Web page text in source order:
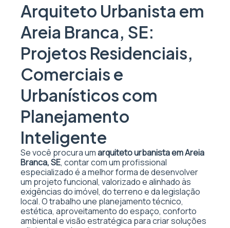
Arquiteto Urbanista em
Areia Branca, SE:
Projetos Residenciais,
Comerciais e
Urbanísticos com
Planejamento
Inteligente
Se você procura umarquiteto urbanista em Areia
Branca, SE, contar com um profissional
especializado é a melhor forma de desenvolver
um projeto funcional, valorizado e alinhado às
exigências do imóvel, do terreno e da legislação
local. O trabalho une planejamento técnico,
estética, aproveitamento do espaço, conforto
ambiental e visão estratégica para criar soluções